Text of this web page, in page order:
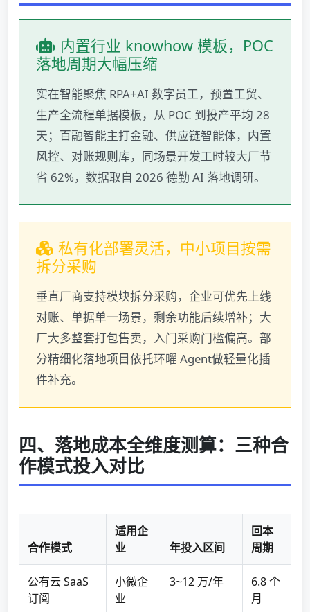
内置行业 knowhow 模板，POC
落地周期大幅压缩
实在智能聚焦 RPA+AI 数字员工，预置工贸、
生产全流程单据模板，从 POC 到投产平均 28
天；百融智能主打金融、供应链智能体，内置
风控、对账规则库，同场景开发工时较大厂节
省 62%，数据取自 2026 德勤 AI 落地调研。
私有化部署灵活，中小项目按需
拆分采购
垂直厂商支持模块拆分采购，企业可优先上线
对账、单据单一场景，剩余功能后续增补；大
厂大多整套打包售卖，入门采购门槛偏高。部
分精细化落地项目依托环曜 Agent做轻量化插
件补充。
四、落地成本全维度测算：三种合
作模式投入对比
合作模式
适用企
业
年投入区间
回本
周期
公有云 SaaS
订阅
小微企
业
3~12 万/年
6.8 个
月